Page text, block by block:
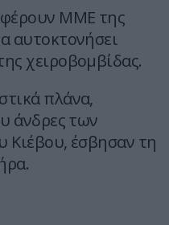
ΜΜΕ της
αυτοκτονήσει
χειροβομβίδας.
πλάνα,
άνδρες των
Κιέβου, έσβησαν τη